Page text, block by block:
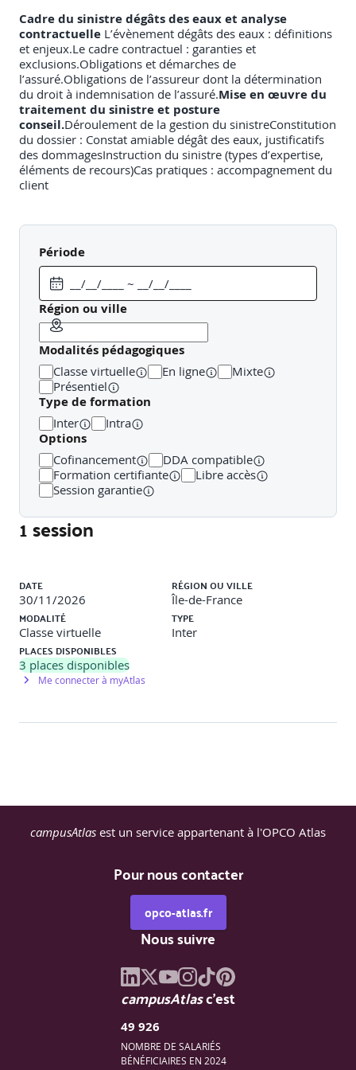
Cadre du sinistre dégâts des eaux et analyse
contractuelle L’évènement dégâts des eaux : définitions
et enjeux.Le cadre contractuel : garanties et
exclusions.Obligations et démarches de
l’assuré.Obligations de l’assureur dont la détermination
du droit à indemnisation de l’assuré.Mise en œuvre du
traitement du sinistre et posture
conseil.Déroulement de la gestion du sinistreConstitution
du dossier : Constat amiable dégât des eaux, justificatifs
des dommagesInstruction du sinistre (types d’expertise,
éléments de recours)Cas pratiques : accompagnement du
client
Période
Région ou ville
Modalités pédagogiques
Classe virtuelle En ligne
Mixte
Présentiel
Type de formation
Inter Intra
Options
Cofinancement
DDA compatible
Formation certifiante
Libre accès
Session garantie
1 session
DATE
30/11/2026
RÉGION OU VILLE
Île-de-France
MODALITÉ
Classe virtuelle
TYPE
Inter
PLACES DISPONIBLES
3 places disponibles
Me connecter à myAtlas
campusAtlas est un service appartenant à l'OPCO Atlas
Pour nous contacter
opco-atlas.fr
Nous suivre
campusAtlasc'est
49 926
NOMBRE DE SALARIÉS
BÉNÉFICIAIRES EN 2024